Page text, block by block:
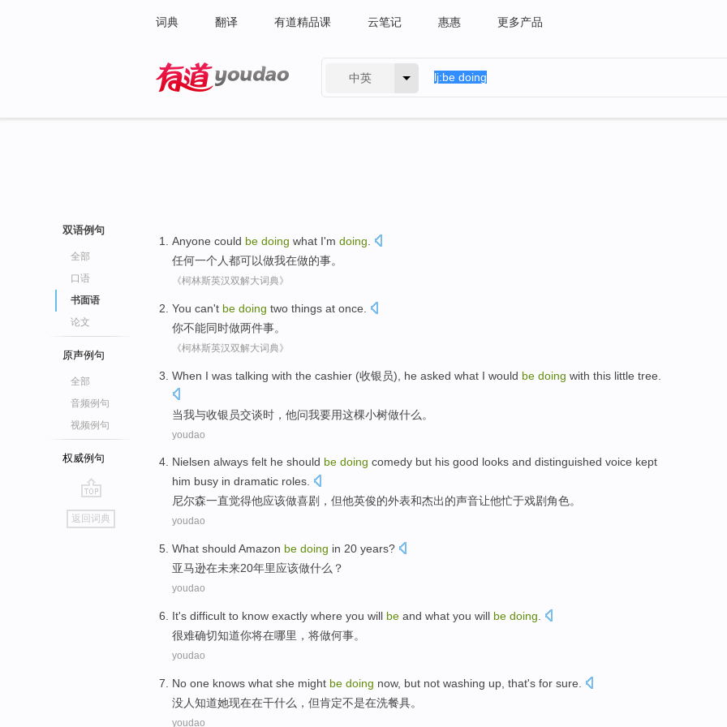
词典 翻译 有道精品课 云笔记 惠惠 更多产品
中英
双语例句
全部
口语
书面语
论文
原声例句
全部
音频例句
视频例句
权威例句
go
top
返回词典
Anyone could be doing what I'm doing
任何一个人都可以做我在做的事。
《柯林斯英汉双解大词典》
You can't be doing two things at once.
你不能同时做两件事。
《柯林斯英汉双解大词典》
When I was talking with the cashier (收银员), he asked what I would be doing with this little tree.
当我与收银员交谈时，他问我要用这棵小树做什么。
youdao
Nielsen always felt he should be doing comedy but his good looks and distinguished voice kept
him busy in dramatic roles.
尼尔森一直觉得他应该做喜剧，但他英俊的外表和杰出的声音让他忙于戏剧角色。
youdao
What should Amazon be doing in 20 years?
亚马逊在未来20年里应该做什么 ？
youdao
It's difficult to know exactly where you will be and what you will be doing
很难确切知道你将在哪里 ，将做何事。
youdao
No one knows what she might be doing now, but not washing up, that's for sure
没人知道她现在在干什么 ， 但肯定不是在洗餐具。
youdao